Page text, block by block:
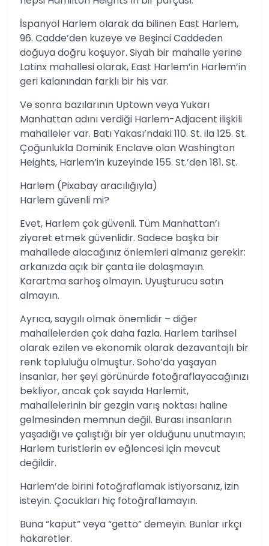
İspanyol Harlem olarak da bilinen East Harlem,
96. Cadde’den kuzeye ve Beşinci Caddeden
doğuya doğru koşuyor. Siyah bir mahalle yerine
Latinx mahallesi olarak, East Harlem’in Harlem’in
geri kalanından farklı bir his var.
Ve sonra bazılarının Uptown veya Yukarı
Manhattan adını verdiği Harlem-Adjacent ilişkili
mahalleler var. Batı Yakası’ndaki 110. St. ila 125. St.
Çoğunlukla Dominik Enclave olan Washington
Heights, Harlem’in kuzeyinde 155. St.’den 181. St.
Harlem (Pixabay aracılığıyla)
Harlem güvenli mi?
Evet, Harlem çok güvenli. Tüm Manhattan’ı
ziyaret etmek güvenlidir. Sadece başka bir
mahallede alacağınız önlemleri almanız gerekir:
arkanızda açık bir çanta ile dolaşmayın.
Karartma sarhoş olmayın. Uyuşturucu satın
almayın.
Ayrıca, saygılı olmak önemlidir – diğer
mahallelerden çok daha fazla. Harlem tarihsel
olarak ezilen ve ekonomik olarak dezavantajlı bir
renk topluluğu olmuştur. Soho’da yaşayan
insanlar, her şeyi görünürde fotoğraflayacağınızı
bekliyor, ancak çok sayıda Harlemit,
mahallelerinin bir gezgin varış noktası haline
gelmesinden memnun değil. Burası insanların
yaşadığı ve çalıştığı bir yer olduğunu unutmayın;
Harlem turistlerin ev eğlencesi için mevcut
değildir.
Harlem’de birini fotoğraflamak istiyorsanız, izin
isteyin. Çocukları hiç fotoğraflamayın.
Buna “kaput” veya “getto” demeyin. Bunlar ırkçı
hakaretler.